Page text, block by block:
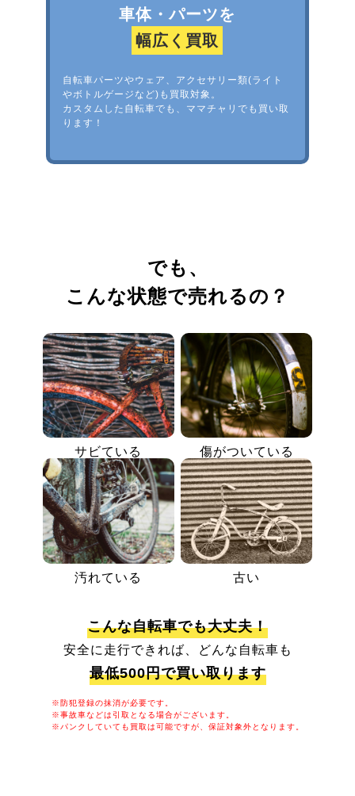
車体・パーツを
幅広く買取
自転車パーツやウェア、アクセサリー類(ライト
やボトルゲージなど)も買取対象。
カスタムした自転車でも、ママチャリでも買い取
ります！
でも、
こんな状態で売れるの？
サビている 傷がついている
汚れている 古い
こんな自転車でも大丈夫！
安全に走行できれば、どんな自転車も
最低500円で買い取ります
※防犯登録の抹消が必要です。
※事故車などは引取となる場合がございます。
※パンクしていても買取は可能ですが、保証対象外となります。